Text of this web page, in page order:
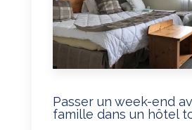
Passer un week-end
famille dans un hôtel